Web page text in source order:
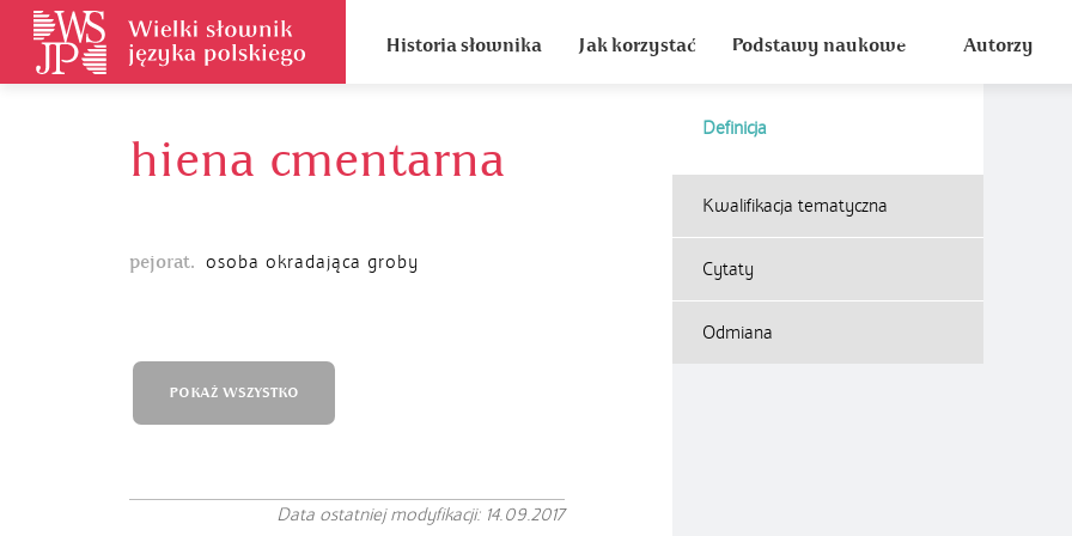
Historia słownika Jak korzystać Podstawy naukowe Autorzy
hiena cmentarna
Definicja
pejorat. osoba okradająca groby
Kwalifikacja tematyczna
Cytaty
Odmiana
POKAŻ WSZYSTKO
Data ostatniej modyfikacji: 14.09.2017